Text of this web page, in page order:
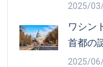
2025/
ワシン
首都の
2025/